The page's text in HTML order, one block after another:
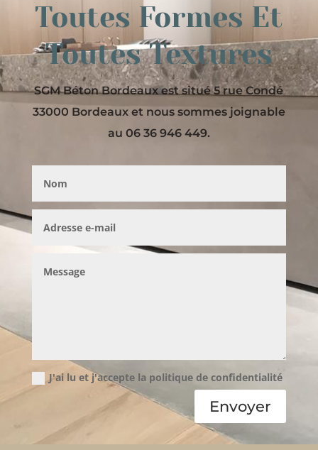
Toutes Formes Et
Toutes Textures
SGM Béton Bordeaux est situé 5 rue Condé
33000 Bordeaux et nous sommes joignable
au 06 36 946 449.
J'ai lu et j'accepte la politique de confidentialité
Envoyer